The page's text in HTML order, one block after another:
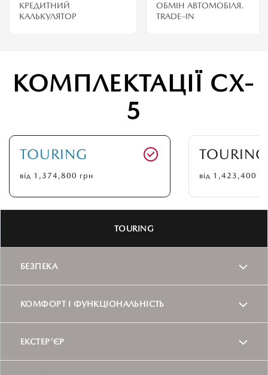
КРЕДИТНИЙ
КАЛЬКУЛЯТОР
ОБМІН АВТОМОБІЛЯ.
TRADE–IN
КОМПЛЕКТАЦІЇ CX-
5
TOURING
від 1,374,800 грн від 1,423,400
TOURING
БЕЗПЕКА
ABS+EBA+EBD+TCS+DSC+ESS
Система камер кругового огляду
360 градусів
КОМФОРТ І ФУНКЦІОНАЛЬНІСТЬ
Круїз-контроль
ЕКСТЕР'ЄР